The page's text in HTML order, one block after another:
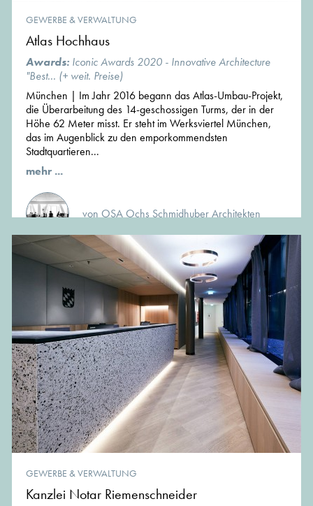
GEWERBE & VERWALTUNG
Atlas Hochhaus
Awards: Iconic Awards 2020 - Innovative Architecture
"Best... (+ weit. Preise)
München | Im Jahr 2016 begann das Atlas-Umbau-Projekt,
die Überarbeitung des 14-geschossigen Turms, der in der
Höhe 62 Meter misst. Er steht im Werksviertel München,
das im Augenblick zu den emporkommendsten
Stadtquartieren...
mehr ...
von OSA Ochs Schmidhuber Architekten
GEWERBE & VERWALTUNG
Kanzlei Notar Riemenschneider